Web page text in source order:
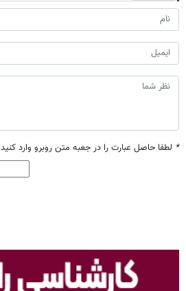
* لطفا حاصل عبارت را در جعبه متن روبرو وارد کنید